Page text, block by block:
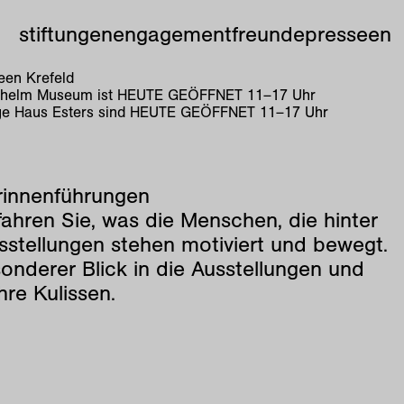
stiftungenengagementfreundepresseen
Krefeld
Museum ist HEUTE GEÖFFNET 11–17Uhr
Haus Esters sind HEUTE GEÖFFNET 11–17Uhr
Sie, was die Menschen, die hinter
stehen motiviert und bewegt.
Blick in die Ausstellungen und
Kulissen.